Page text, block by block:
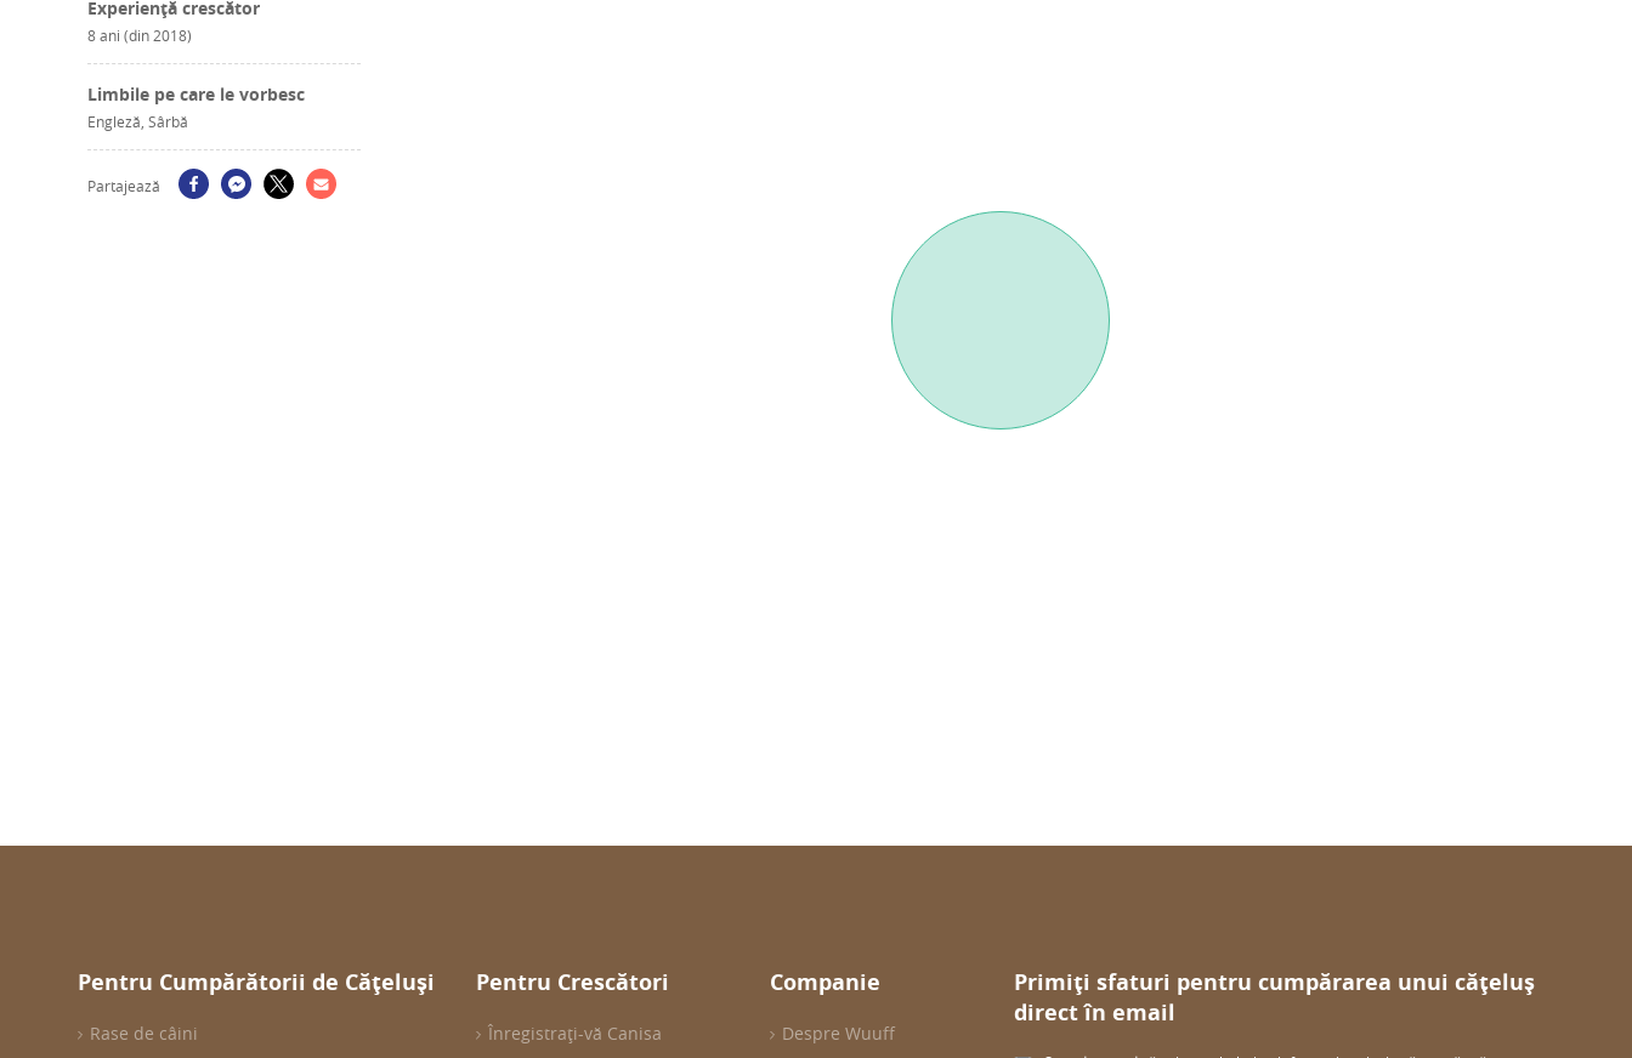
Experiență crescător
8 ani (din 2018)
Limbile pe care le vorbesc
Engleză, Sârbă
Partajează
Pentru Cumpărătorii de Cățeluși
Rase de câini
Pentru Crescători
Înregistrați-vă Canisa
Companie
Despre Wuuff
Primiți sfaturi pentru cumpărarea unui cățeluș
direct în email